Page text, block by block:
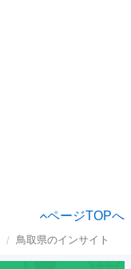
ページTOPへ
鳥取県のインサイト